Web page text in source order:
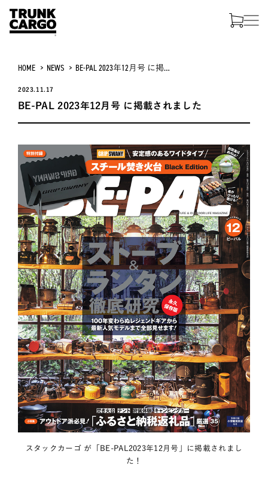
HOME NEWS BE-PAL 2023年12月号 に掲載されました
2023.11.17
BE-PAL 2023年12月号 に掲載されました
スタックカーゴ が「BE-PAL2023年12月号」に掲載されまし
た！